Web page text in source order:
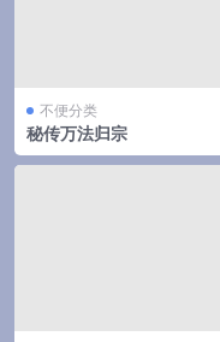
不便分类
秘传万法归宗